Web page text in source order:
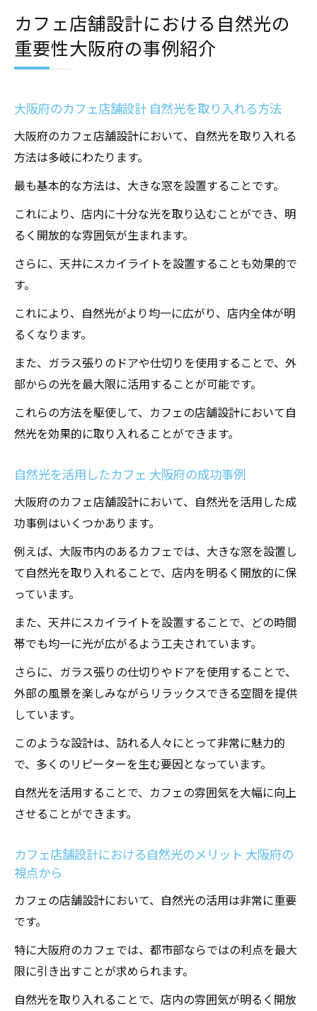
カフェ店舗設計における自然光の
重要性大阪府の事例紹介
大阪府のカフェ店舗設計 自然光を取り入れる方法
大阪府のカフェ店舗設計において、自然光を取り入れる
方法は多岐にわたります。
最も基本的な方法は、大きな窓を設置することです。
これにより、店内に十分な光を取り込むことができ、明
るく開放的な雰囲気が生まれます。
さらに、天井にスカイライトを設置することも効果的で
す。
これにより、自然光がより均一に広がり、店内全体が明
るくなります。
また、ガラス張りのドアや仕切りを使用することで、外
部からの光を最大限に活用することが可能です。
これらの方法を駆使して、カフェの店舗設計において自
然光を効果的に取り入れることができます。
自然光を活用したカフェ 大阪府の成功事例
大阪府のカフェ店舗設計において、自然光を活用した成
功事例はいくつかあります。
例えば、大阪市内のあるカフェでは、大きな窓を設置し
て自然光を取り入れることで、店内を明るく開放的に保
っています。
また、天井にスカイライトを設置することで、どの時間
帯でも均一に光が広がるよう工夫されています。
さらに、ガラス張りの仕切りやドアを使用することで、
外部の風景を楽しみながらリラックスできる空間を提供
しています。
このような設計は、訪れる人々にとって非常に魅力的
で、多くのリピーターを生む要因となっています。
自然光を活用することで、カフェの雰囲気を大幅に向上
させることができます。
カフェ店舗設計における自然光のメリット 大阪府の
視点から
カフェの店舗設計において、自然光の活用は非常に重要
です。
特に大阪府のカフェでは、都市部ならではの利点を最大
限に引き出すことが求められます。
自然光を取り入れることで、店内の雰囲気が明るく開放